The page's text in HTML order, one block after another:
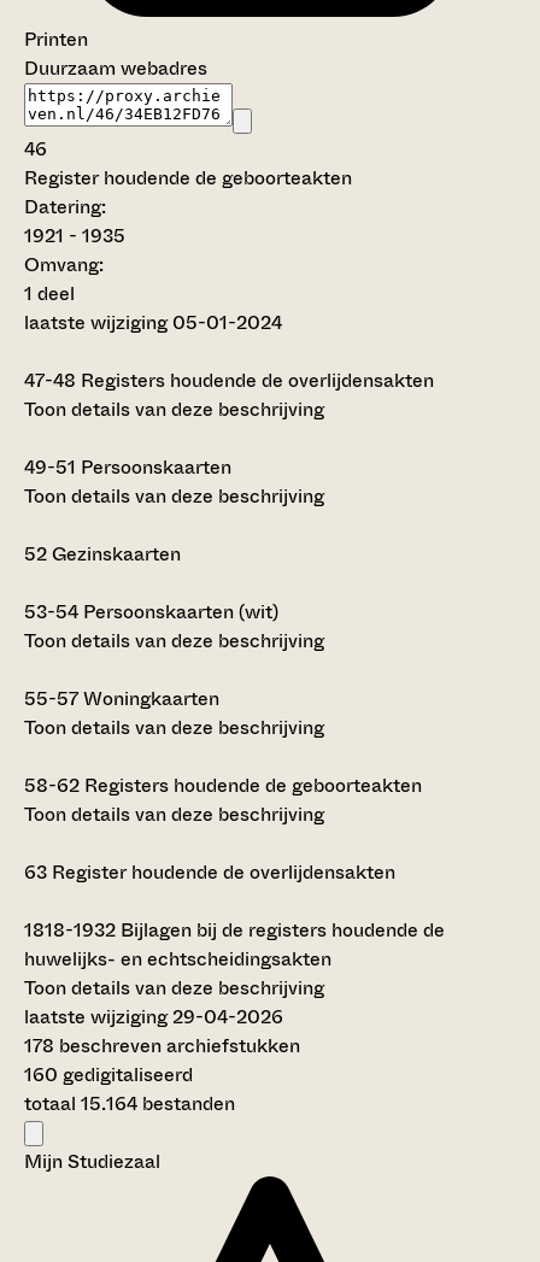
Printen
Duurzaam webadres
46
Register houdende de geboorteakten
Datering:
1921 - 1935
Omvang:
1 deel
laatste wijziging 05-01-2024
47-48 Registers houdende de overlijdensakten
Toon details van deze beschrijving
49-51 Persoonskaarten
Toon details van deze beschrijving
52Gezinskaarten
53-54 Persoonskaarten (wit)
Toon details van deze beschrijving
55-57Woningkaarten
Toon details van deze beschrijving
58-62 Registers houdende de geboorteakten
Toon details van deze beschrijving
63 Register houdende de overlijdensakten
1818-1932 Bijlagen bij de registers houdende de
huwelijks- en echtscheidingsakten
Toon details van deze beschrijving
laatste wijziging 29-04-2026
178 beschreven archiefstukken
160 gedigitaliseerd
totaal 15.164 bestanden
Mijn Studiezaal